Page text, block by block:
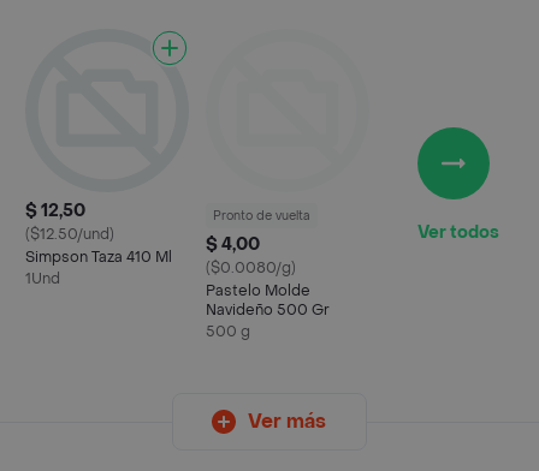
$ 12,50
($12.50/und)
Simpson Taza 410 Ml
1Und
Pronto de vuelta
$ 4,00
($0.0080/g)
Pastelo Molde
Navideño 500 Gr
500 g
Ver todos
Ver más